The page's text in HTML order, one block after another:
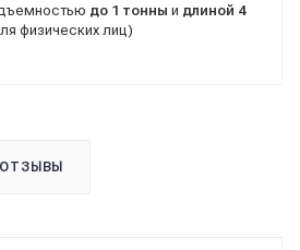
до 1 тонны и длиной 4
физических лиц)
ОТЗЫВЫ